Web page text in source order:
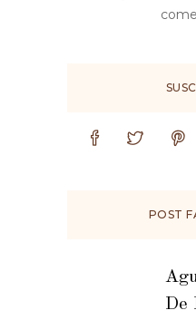
POST
De